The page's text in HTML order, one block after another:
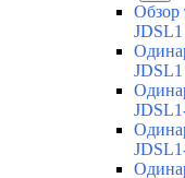
Обзор
JDSL1
JDSL1